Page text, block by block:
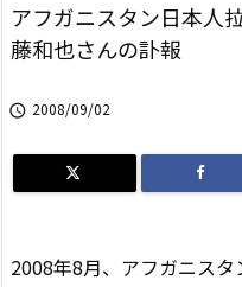
アフガニスタン日本人
藤和也さんの訃報
 2008/09/02
2008年8月、アフガニス